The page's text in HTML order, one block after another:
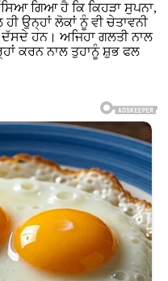
ਗਿਆ ਹੈ ਕਿ ਕਿਹੜਾ ਸੁਪਨਾ,
ਉਨ੍ਹਾਂ ਲੋਕਾਂ ਨੂੰ ਵੀ ਚੇਤਾਵਨੀ
ਹਨ। ਅਜਿਹਾ ਗਲਤੀ ਨਾਲ
ਕਰਨ ਨਾਲ ਤੁਹਾਨੂੰ ਸ਼ੁਭ ਫਲ